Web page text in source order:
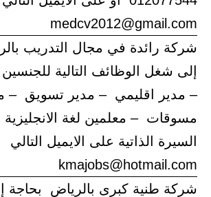
medcv2012@gmail.com
شركة رائدة في مجال التدريب
إلى شغل الوظائف التالية
– مدير اقليمي – مدير تسويق
مسوقات – معلمين لغة
السيرة الذاتية على الايميل التالي
kmajobs@hotmail.com
شركة طنية كبرى بالرياض بحاجة